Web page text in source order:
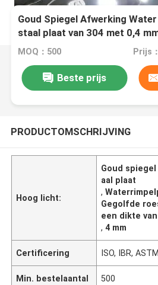
Goud Spiegel Afwerking
staal plaat van 304 met 0,4
decoratie
MOQ：500 Prijs
Beste prijs
PRODUCTOMSCHRIJVING
Hoog licht:
Goud
aal plaat
,
Gegolfde
een dikte
,4 mm
Certificering ISO, IBR,
Min. bestelaantal 500